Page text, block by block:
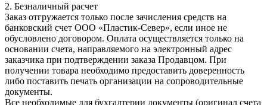
2. Безналичный расчет
Заказ отгружается только после зачисления средств на
банковский счет ООО «Пластик-Север», если иное не
обусловлено договором. Оплата осуществляется только на
основании счета, направляемого на электронный адрес
заказчика при подтверждении заказа Продавцом. При
получении товара необходимо предоставить доверенность
либо поставить печать организации на сопроводительные
документы.
Все необходимые для бухгалтерии документы (оригинал счета